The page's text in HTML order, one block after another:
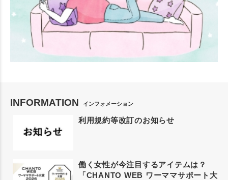
INFORMATION インフォメーション
利用規約等改訂のお知らせ
働く女性が今注目するアイテムは？
「CHANTO WEB ワーママサポート大